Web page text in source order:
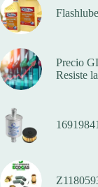
Flashlube
Precio
Resiste